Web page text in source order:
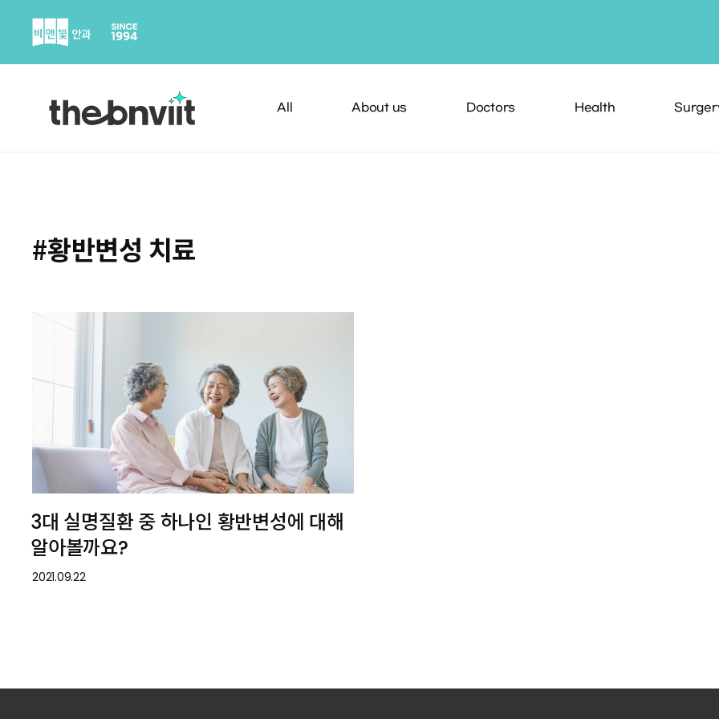
content
All About us Doctors Health
#황반변성 치료
3대 실명질환 중 하나인 황반변성에 대해
알아볼까요?
2021.09.22